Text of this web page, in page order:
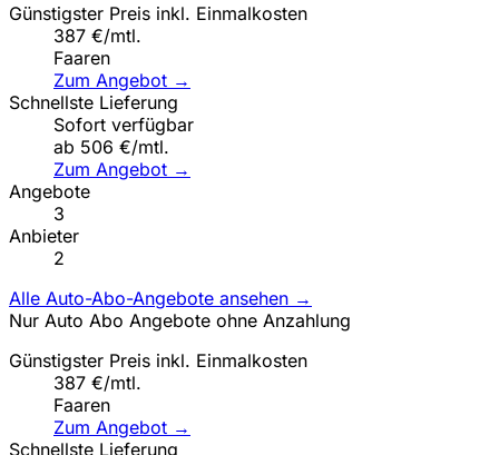
Günstigster Preis inkl. Einmalkosten
387 €/mtl.
Faaren
Zum Angebot →
Schnellste Lieferung
Sofort verfügbar
ab 506 €/mtl.
Zum Angebot →
Angebote
3
Anbieter
2
Alle Auto-Abo-Angebote ansehen →
Nur Auto Abo Angebote ohne Anzahlung
Günstigster Preis inkl. Einmalkosten
387 €/mtl.
Faaren
Zum Angebot →
Schnellste Lieferung